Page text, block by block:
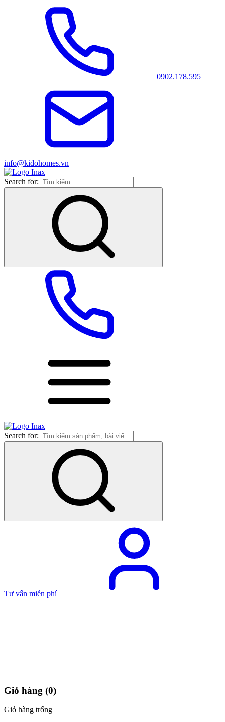
0902.178.595
info@kidohomes.vn
Search for:
Search for:
Tư vấn miễn phí
Giỏ hàng (0)
Giỏ hàng trống